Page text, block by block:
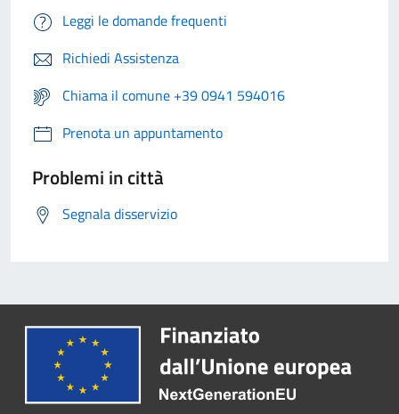
Leggi le domande frequenti
Richiedi Assistenza
Chiama il comune +39 0941 594016
Prenota un appuntamento
Problemi in città
Segnala disservizio